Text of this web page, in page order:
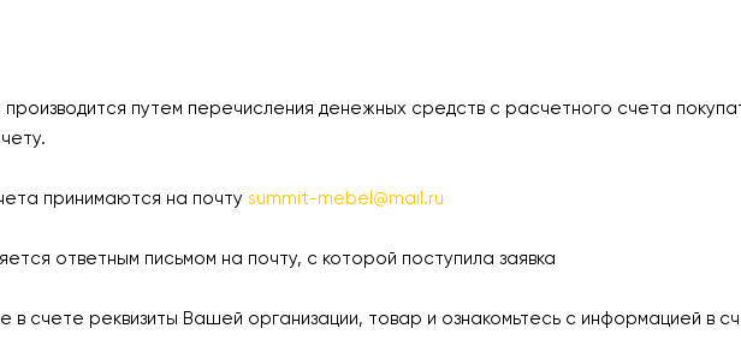
путем перечисления денежных средств с расчетного счета
принимаются на почту summit-mebel@mail.ru
письмом на почту, с которой поступила заявка
реквизиты Вашей организации, товар и ознакомьтесь с информацией в